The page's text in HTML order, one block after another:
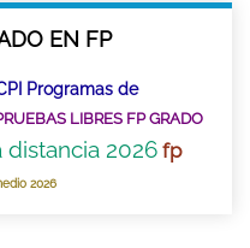
EN FP
Programas de
LIBRES FP GRADO
2026 fp
2026